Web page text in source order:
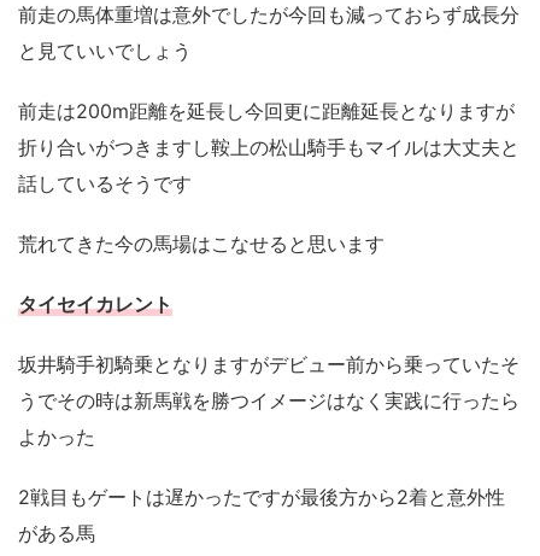
前走の馬体重増は意外でしたが今回も減っておらず成長分
と見ていいでしょう
前走は200m距離を延長し今回更に距離延長となりますが
折り合いがつきますし鞍上の松山騎手もマイルは大丈夫と
話しているそうです
荒れてきた今の馬場はこなせると思います
タイセイカレント
坂井騎手初騎乗となりますがデビュー前から乗っていたそ
うでその時は新馬戦を勝つイメージはなく実践に行ったら
よかった
2戦目もゲートは遅かったですが最後方から2着と意外性
がある馬